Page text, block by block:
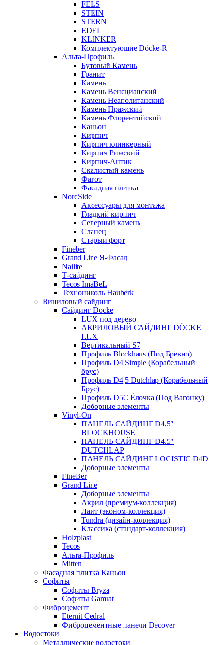
FELS
STEIN
STERN
EDEL
KLINKER
Комплектующие Döcke-R
Альта-Профиль
Бутовый Камень
Гранит
Камень
Камень Венецианский
Камень Неаполитанский
Камень Пражский
Камень Флорентийский
Каньон
Кирпич
Кирпич клинкерный
Кирпич Рижский
Кирпич-Антик
Скалистый камень
Фагот
Фасадная плитка
NordSide
Аксессуары для монтажа
Гладкий кирпич
Северный камень
Сланец
Старый форт
Fineber
Grand Line Я-Фасад
Nailite
Т-сайдинг
Tecos ImaBeL
Технониколь Hauberk
Виниловый сайдинг
Сайдинг Docke
LUX под дерево
АКРИЛОВЫЙ САЙДИНГ DÖCKE
LUX
Вертикальный S7
Профиль Blockhaus (Под Бревно)
Профиль D4 Simple (Корабельный
брус)
Профиль D4,5 Dutchlap (Корабельный
Брус)
Профиль D5C Ёлочка (Под Вагонку)
Доборные элементы
Vinyl-On
ПАНЕЛЬ САЙДИНГ D4,5″
BLOCKHOUSE
ПАНЕЛЬ САЙДИНГ D4.5″
DUTCHLAP
ПАНЕЛЬ САЙДИНГ LOGISTIC D4D
Доборные элементы
FineBer
Grand Line
Доборные элементы
Акрил (премиум-коллекция)
Лайт (эконом-коллекция)
Tundra (дизайн-коллекция)
Классика (стандарт-коллекция)
Holzplast
Tecos
Альта-Профиль
Mitten
Фасадная плитка Каньон
Софиты
Софиты Bryza
Софиты Gamrat
Фиброцемент
Eternit Cedral
Фиброцементные панели Decover
Водостоки
Металлические водостоки